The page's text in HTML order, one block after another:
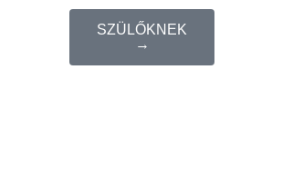
SZÜLŐKNEK
→